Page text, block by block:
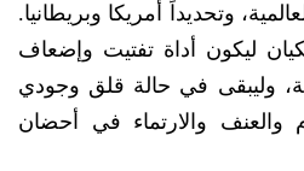
وتحديداً أمريكا وبريطانيا.
ليكون أداة تفتيت وإضعاف
وليبقى في حالة قلق وجودي
والعنف والارتماء في أحضان